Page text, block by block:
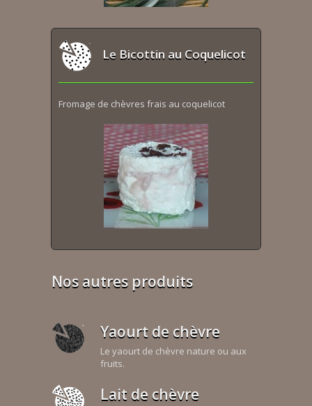
Le Bicottin au Coquelicot
Fromage de chèvres frais au coquelicot
Nos autres produits
Yaourt de chèvre
Le yaourt de chèvre nature ou aux
fruits.
Lait de chèvre